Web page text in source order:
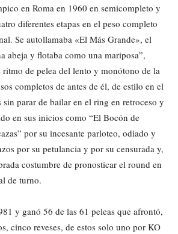
en Roma en 1960 en semicompleto y
diferentes etapas en el peso completo
Se autollamaba «El Más Grande», el
abeja y flotaba como una mariposa”,
de pelea del lento y monótono de la
completos de antes de él, de estilo en el
sin parar de bailar en el ring en retroceso y
en sus inicios como “El Bocón de
por su incesante parloteo, odiado y
por su petulancia y por su censurada y,
costumbre de pronosticar el round en
de turno.
y ganó 56 de las 61 peleas que afrontó,
cinco reveses, de estos solo uno por KO